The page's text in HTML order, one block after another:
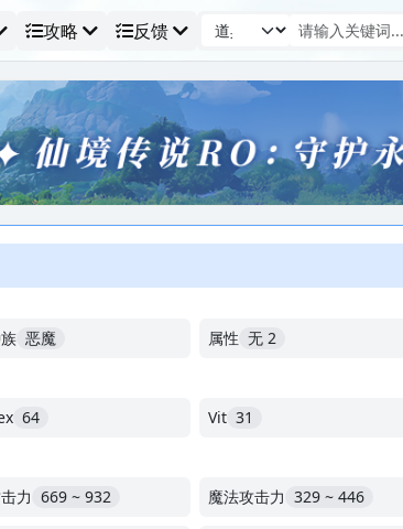
攻略 反馈
恶魔 属性 无 2
64 Vit 31
力 669 ~ 932 魔法攻击力 329 ~ 446